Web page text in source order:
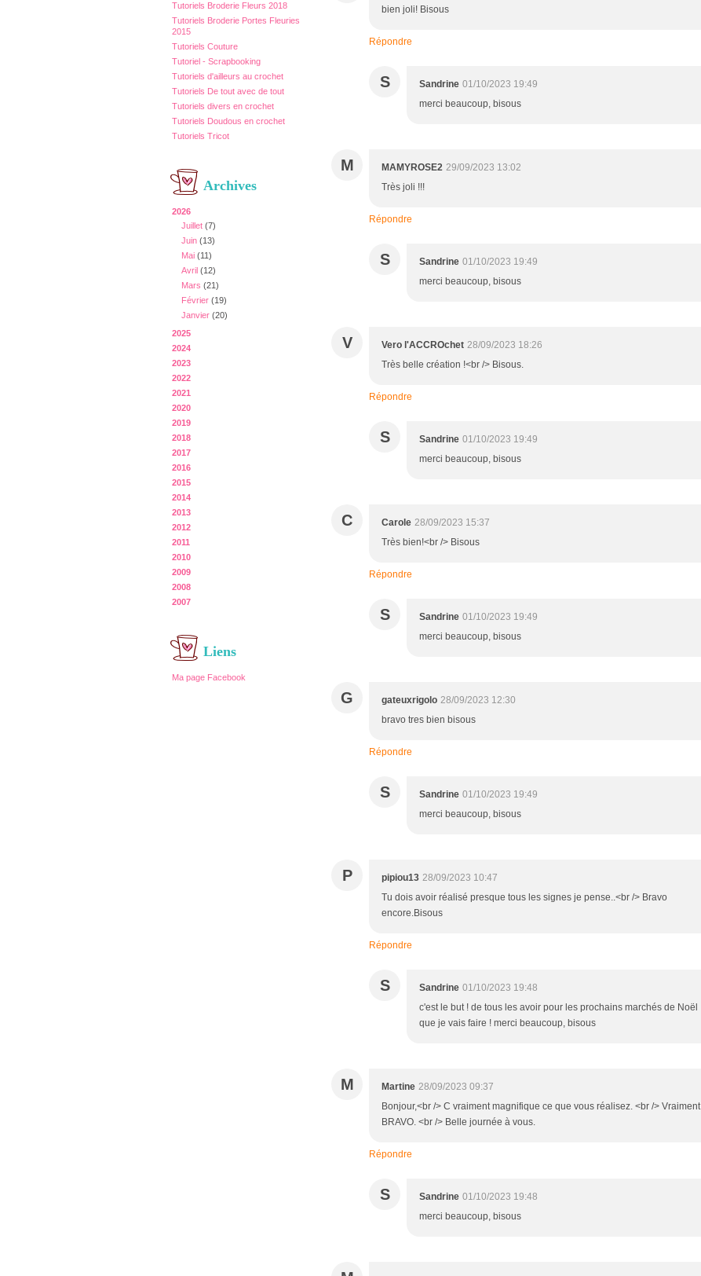
Tutoriels Broderie Fleurs 2018
Tutoriels Broderie Portes Fleuries
2015
Tutoriels Couture
Tutoriel - Scrapbooking
Tutoriels d'ailleurs au crochet
Tutoriels De tout avec de tout
Tutoriels divers en crochet
Tutoriels Doudous en crochet
Tutoriels Tricot
Archives
2026
Juillet (7)
Juin (13)
Mai (11)
Avril (12)
Mars (21)
Février (19)
Janvier (20)
2025
2024
2023
2022
2021
2020
2019
2018
2017
2016
2015
2014
2013
2012
2011
2010
2009
2008
2007
Liens
Ma page Facebook
bien joli! Bisous
Répondre
S Sandrine 01/10/2023 19:49
merci beaucoup, bisous
M MAMYROSE2 29/09/2023 13:02
Très joli !!!
Répondre
S Sandrine 01/10/2023 19:49
merci beaucoup, bisous
V Vero l'ACCROchet 28/09/2023 18:26
Très belle création !<br /> Bisous.
Répondre
S Sandrine 01/10/2023 19:49
merci beaucoup, bisous
C Carole 28/09/2023 15:37
Très bien!<br /> Bisous
Répondre
S Sandrine 01/10/2023 19:49
merci beaucoup, bisous
G gateuxrigolo 28/09/2023 12:30
bravo tres bien bisous
Répondre
S Sandrine 01/10/2023 19:49
merci beaucoup, bisous
P pipiou13 28/09/2023 10:47
Tu dois avoir réalisé presque tous les signes je pense..<br /> Bravo
encore.Bisous
Répondre
S Sandrine 01/10/2023 19:48
c'est le but ! de tous les avoir pour les prochains marchés de Noël
que je vais faire ! merci beaucoup, bisous
M Martine 28/09/2023 09:37
Bonjour,<br /> C vraiment magnifique ce que vous réalisez. <br /> Vraiment
BRAVO. <br /> Belle journée à vous.
Répondre
S Sandrine 01/10/2023 19:48
merci beaucoup, bisous